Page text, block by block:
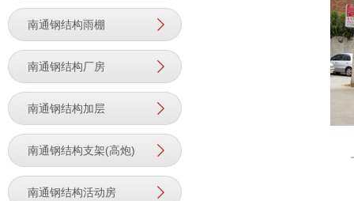
南通钢结构雨棚
南通钢结构厂房
南通钢结构加层
南通钢结构支架(高炮)
南通钢结构活动房